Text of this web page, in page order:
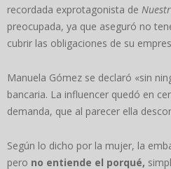
recordada exprotagonista de
preocupada, ya que aseguró no
cubrir las obligaciones de su
Manuela Gómez se declaró «sin
bancaria. La influencer quedó en
demanda, que al parecer ella
Según lo dicho por la mujer, la
pero no entiende el porqué,